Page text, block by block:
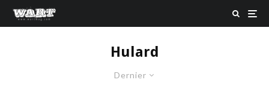
Hulard
Dernier